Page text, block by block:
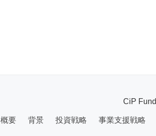
CiP Fund
概要 背景 投資戦略 事業支援戦略